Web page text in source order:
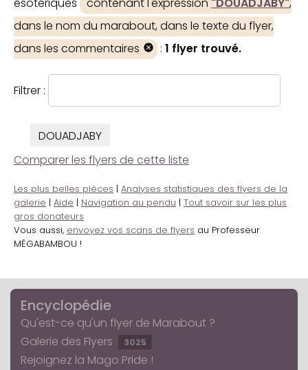
ésotériques
contenant l'expression "DOUADJABY",
dans le nom du marabout, dans le texte du flyer,
dans les commentaires
: 1 flyer trouvé.
Filtrer :
DOUADJABY
Comparer les flyers de cette liste
Les plus belles pièces | Analyses statistiques des flyers de la
galerie | Aide | Navigation au pendu | Tout savoir sur les plus
gros donateurs
Vous aussi, envoyez vos scans de flyers au Professeur
MÉGABAMBOU !
Encyclopédie
Qu'est-ce qu'un flyer de Marabout ?
Galerie des Flyers
3025
Rejoignez la Mago Pride !